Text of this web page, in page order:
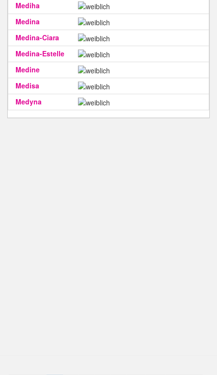
Mediha
Medina
Medina-Ciara
Medina-Estelle
Medine
Medisa
Medyna